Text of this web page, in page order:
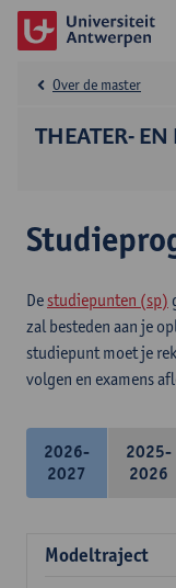
THEATER-
Over de master
De studiepunten (sp)
zal besteden aan je
studiepunt moet je
volgen en examens
2026-
2027
2025-
2026
Modeltraject